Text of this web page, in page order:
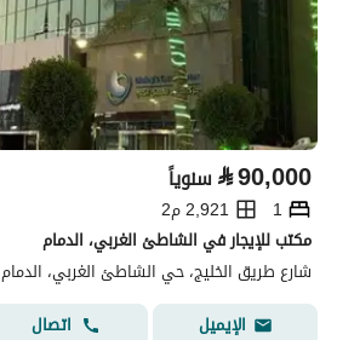
⃁90,000 سنوياً
1
2,921 م2
مكتب للإيجار في الشاطئ الغربي، الدمام
شارع طريق الخليج، حي الشاطئ الغربي، الدمام
الإيميل
اتصال